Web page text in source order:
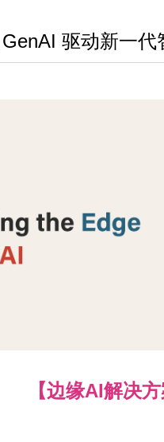
驱动新一
【边缘AI解决